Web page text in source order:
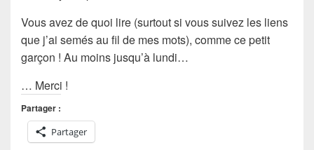
Vous avez de quoi lire (surtout si vous suivez les liens
que j’ai semés au fil de mes mots), comme ce petit
garçon ! Au moins jusqu’à lundi…
… Merci !
Partager :
Partager